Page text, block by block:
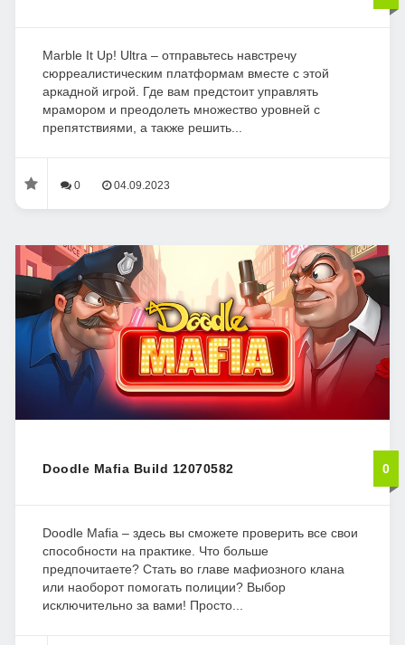
Marble It Up! Ultra – отправьтесь навстречу
сюрреалистическим платформам вместе с этой
аркадной игрой. Где вам предстоит управлять
мрамором и преодолеть множество уровней с
препятствиями, а также решить...
0 04.09.2023
Doodle Mafia Build 12070582 0
Doodle Mafia – здесь вы сможете проверить все свои
способности на практике. Что больше
предпочитаете? Стать во главе мафиозного клана
или наоборот помогать полиции? Выбор
исключительно за вами! Просто...